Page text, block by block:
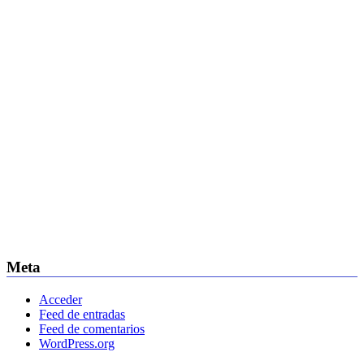
Meta
Acceder
Feed de entradas
Feed de comentarios
WordPress.org